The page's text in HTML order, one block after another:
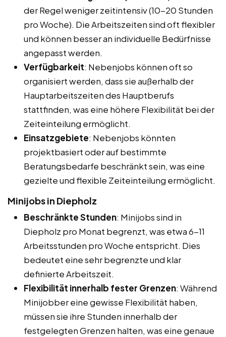
der Regel weniger zeitintensiv (10-20 Stunden
pro Woche). Die Arbeitszeiten sind oft flexibler
und können besser an individuelle Bedürfnisse
angepasst werden.
Verfügbarkeit: Nebenjobs können oft so
organisiert werden, dass sie außerhalb der
Hauptarbeitszeiten des Hauptberufs
stattfinden, was eine höhere Flexibilität bei der
Zeiteinteilung ermöglicht.
Einsatzgebiete: Nebenjobs könnten
projektbasiert oder auf bestimmte
Beratungsbedarfe beschränkt sein, was eine
gezielte und flexible Zeiteinteilung ermöglicht.
Minijobs in Diepholz
Beschränkte Stunden: Minijobs sind in
Diepholz pro Monat begrenzt, was etwa 6-11
Arbeitsstunden pro Woche entspricht. Dies
bedeutet eine sehr begrenzte und klar
definierte Arbeitszeit.
Flexibilität innerhalb fester Grenzen: Während
Minijobber eine gewisse Flexibilität haben,
müssen sie ihre Stunden innerhalb der
festgelegten Grenzen halten, was eine genaue